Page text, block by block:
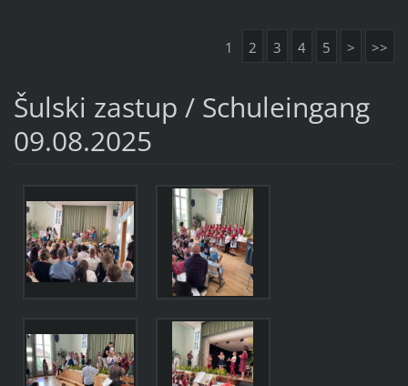
1 2 3 4 5 > >>
Šulski zastup / Schuleingang
09.08.2025